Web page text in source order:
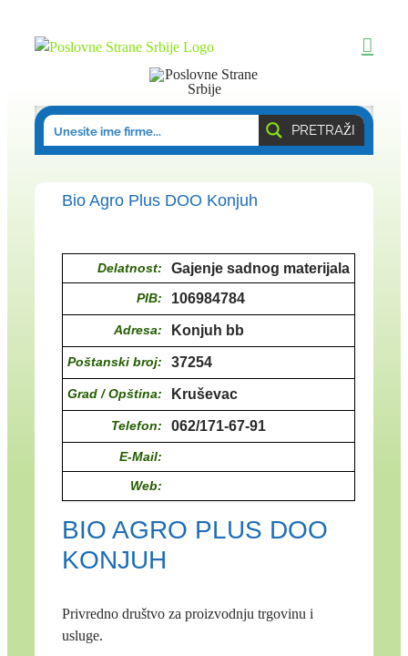
PRETRAŽI
Bio Agro Plus DOO Konjuh
Delatnost: Gajenje sadnog materijala
PIB: 106984784
Adresa: Konjuh bb
Poštanski broj: 37254
Grad / Opština: Kruševac
Telefon: 062/171-67-91
E-Mail:
Web:
BIO AGRO PLUS DOO
KONJUH
Privredno društvo za proizvodnju trgovinu i
usluge.